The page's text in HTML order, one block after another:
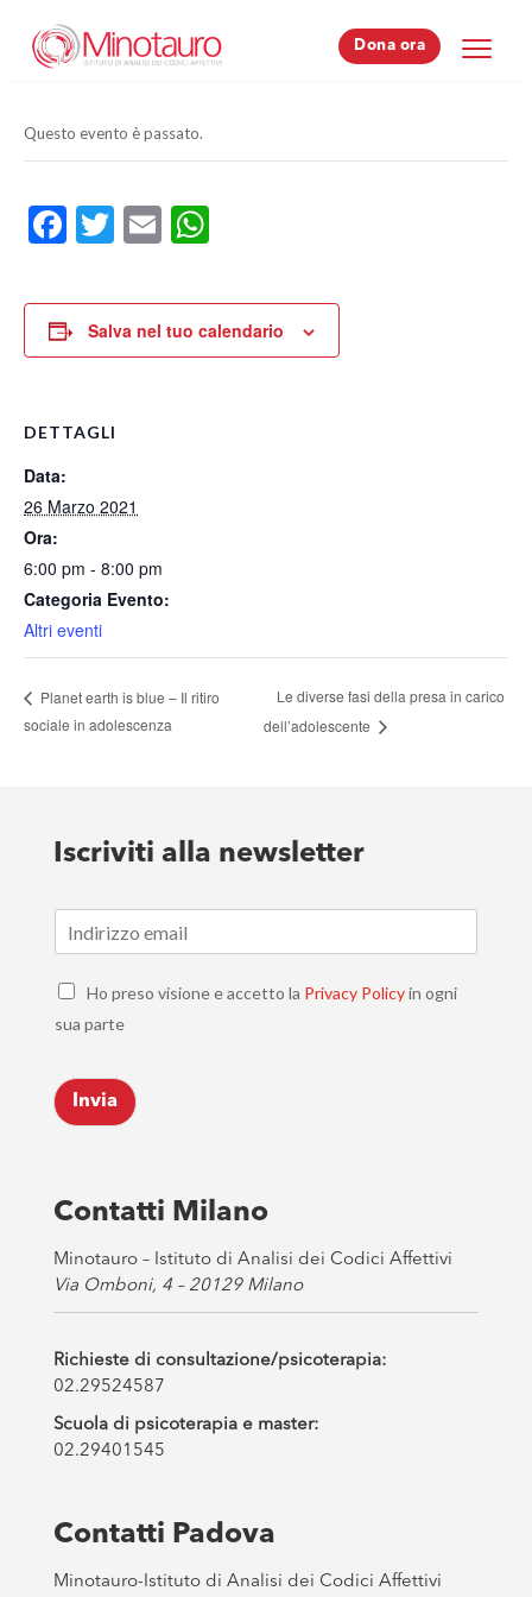
Dona ora
Dona ora
Questo evento è passato.
Facebook
Twitter
Email
Salva nel tuo calendario
DETTAGLI
Data:
26 Marzo 2021
Ora:
6:00 pm - 8:00 pm
Categoria Evento:
Altri eventi
Planet earth is blue – Il ritiro
sociale in adolescenza
Le diverse fasi della presa in carico
dell’adolescente
Iscriviti alla newsletter
m
*
C
e
k
b
o
s
*
Ho preso visione e accetto la Privacy Policyin ogni
sua parte
Invia
Contatti Milano
Minotauro – Istituto di Analisi dei Codici Affettivi
Via Omboni, 4 – 20129 Milano
Richieste di consultazione/psicoterapia:
02.29524587
Scuola di psicoterapia e master:
02.29401545
Contatti Padova
Minotauro-Istituto di Analisi dei Codici Affettivi